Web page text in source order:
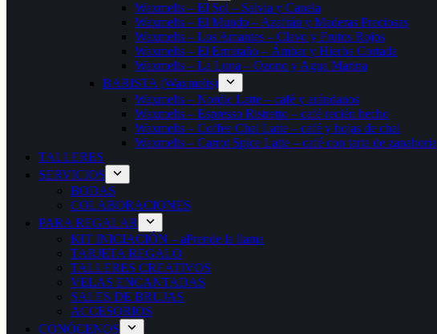
Waxmelts – El Sol – Salvia y Canela
Waxmelts – El Mundo – Azafrán y Maderas Preciosas
Waxmelts – Los Amantes – Clavo y Frutos Rojos
Waxmelts – El Ermitaño – Ámbar y Hierba Cortada
Waxmelts – La Luna – Ozono y Agua Marina
BARISTA (Waxmelts)
Waxmelts – Nordic Latte – café y arándanos
Waxmelts – Espresso Ristretto – café recién hecho
Waxmelts – Coffee Chai Latte – café y hojas de chai
Waxmelts – Carrot Spice Latte – café con tarta de zanahoria
TALLERES
SERVICIOS
BODAS
COLABORACIONES
PARA REGALAR
KIT INICIACIÓN – aPrende la llama
TARJETA REGALO
TALLERES CREATIVOS
VELAS ENCANTADAS
SALES DE BRUJAS
ACCESORIOS
CONÓCENOS